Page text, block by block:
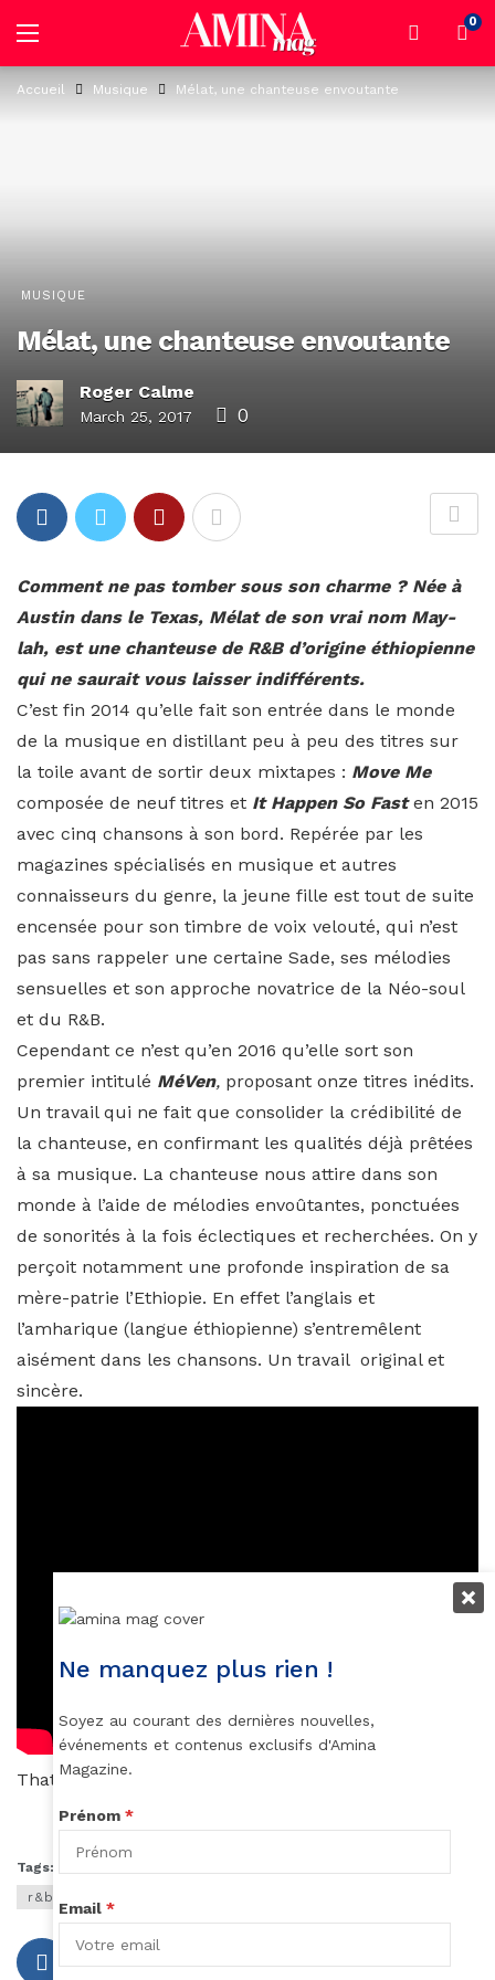
0
Accueil Musique Mélat, une chanteuse envoutante
MUSIQUE
Mélat, une chanteuse envoutante
Roger Calme
March 25, 2017 0
Comment ne pas tomber sous son charme ? Née à
Austin dans le Texas, Mélat de son vrai nom May-
lah, est une chanteuse de R&B d’origine éthiopienne
qui ne saurait vous laisser indifférents.
C’est fin 2014 qu’elle fait son entrée dans le monde
de la musique en distillant peu à peu des titres sur
la toile avant de sortir deux mixtapes : Move Me
composée de neuf titres et It Happen So Fasten 2015
avec cinq chansons à son bord. Repérée par les
magazines spécialisés en musique et autres
connaisseurs du genre, la jeune fille est tout de suite
encensée pour son timbre de voix velouté, qui n’est
pas sans rappeler une certaine Sade, ses mélodies
sensuelles et son approche novatrice de la Néo-soul
et du R&B.
Cependant ce n’est qu’en 2016 qu’elle sort son
premier intitulé MéVen, proposant onze titres inédits.
Un travail qui ne fait que consolider la crédibilité de
la chanteuse, en confirmant les qualités déjà prêtées
à sa musique. La chanteuse nous attire dans son
monde à l’aide de mélodies envoûtantes, ponctuées
de sonorités à la fois éclectiques et recherchées. On y
perçoit notamment une profonde inspiration de sa
mère-patrie l’Ethiopie. En effet l’anglais et
l’amharique (langue éthiopienne) s’entremêlent
aisément dans les chansons. Un travail original et
sincère.
Thatoux J Gnaore
Tags:
r&b
Ne manquez plus rien !
Soyez au courant des dernières nouvelles,
événements et contenus exclusifs d'Amina
Magazine.
Prénom *
Email *